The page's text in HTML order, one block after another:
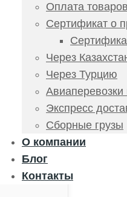
Оплата товаров
Сертификат о
Через
Через Турцию
Экспресс
Сборные грузы
О компании
Блог
Контакты